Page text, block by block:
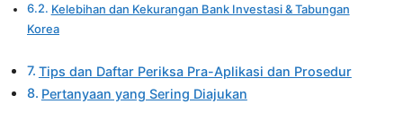
Kelebihan dan Kekurangan Bank Investasi & Tabungan
Korea
Tips dan Daftar Periksa Pra-Aplikasi dan Prosedur
Pertanyaan yang Sering Diajukan